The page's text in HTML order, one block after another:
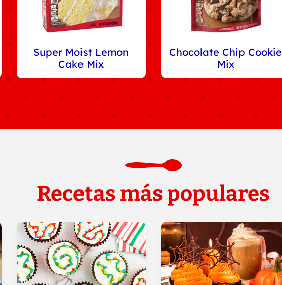
Super Moist Lemon
Cake Mix
Chocolate Chip Cookie
Mix
Recetas más populares